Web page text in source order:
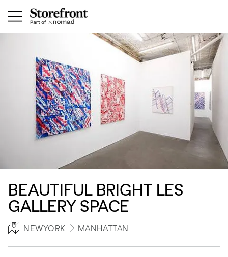
BEAUTIFUL BRIGHT LES
GALLERY SPACE
NEWYORK MANHATTAN